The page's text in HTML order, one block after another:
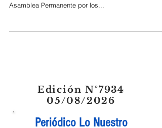
Asamblea Permanente por los...
Edición N°7934
05/08/2026
Periódico Lo Nuestro